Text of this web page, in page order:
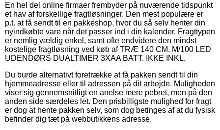
En hel del online firmaer frembyder på nuværende tidspunkt
et hav af forskellige fragtløsninger. Den mest populære er
p.t. at få sendt til en pakkeshop, hvor du så selv henter din
nyindkøbte vare når det passer ind i din kalender. Fragttypen
er nemlig vældig enkel, samt ofte endvidere den mindst
kostelige fragtløsning ved køb af TRÆ 140 CM. M/100 LED
UDENDØRS DUALTIMER 3XAA BATT. IKKE INKL.
Du burde alternativt foretrække at få pakken sendt til din
hjemmeadresse eller til adressen på dit arbejde. Muligheden
viser sig gennemsnitligt en anelse mere pebret, men på den
anden side særdeles let. Den prisbilligste mulighed for fragt
er dog at hente pakken selv, som dog betinges af at du fysisk
befinder dig tæt på webbutikkens adresse.